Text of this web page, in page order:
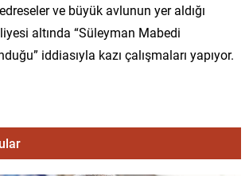
ve büyük avlunun yer aldığı
altında “Süleyman Mabedi
iddiasıyla kazı çalışmaları yapıyor.